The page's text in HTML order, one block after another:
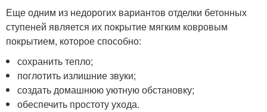
Еще одним из недорогих вариантов отделки бетонных
ступеней является их покрытие мягким ковровым
покрытием, которое способно:
сохранить тепло;
поглотить излишние звуки;
создать домашнюю уютную обстановку;
обеспечить простоту ухода.